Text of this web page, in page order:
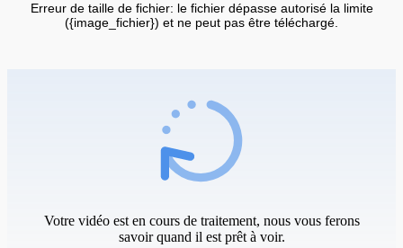
Erreur de taille de fichier: le fichier dépasse autorisé la limite
({image_fichier}) et ne peut pas être téléchargé.
Votre vidéo est en cours de traitement, nous vous ferons
savoir quand il est prêt à voir.